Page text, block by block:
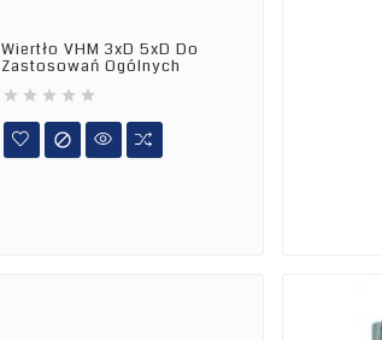
Wiertło VHM 3xD 5xD Do
Zastosowań Ogólnych
    
